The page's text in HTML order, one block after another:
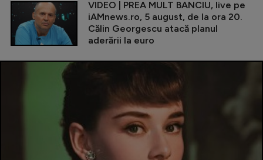
VIDEO | PREA MULT BANCIU, live pe
iAMnews.ro, 5 august, de la ora 20.
Călin Georgescu atacă planul
aderării la euro